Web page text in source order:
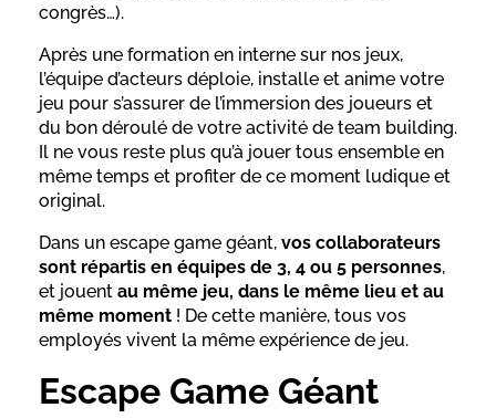
congrès…).
Après une formation en interne sur nos jeux,
l’équipe d’acteurs déploie, installe et anime votre
jeu pour s’assurer de l’immersion des joueurs et
du bon déroulé de votre activité de team building.
Il ne vous reste plus qu’à jouer tous ensemble en
même temps et profiter de ce moment ludique et
original.
Dans un escape game géant, vos collaborateurs
sont répartis en équipes de 3, 4 ou 5 personnes,
et jouent au même jeu, dans le même lieu et au
même moment ! De cette manière, tous vos
employés vivent la même expérience de jeu.
Escape Game Géant